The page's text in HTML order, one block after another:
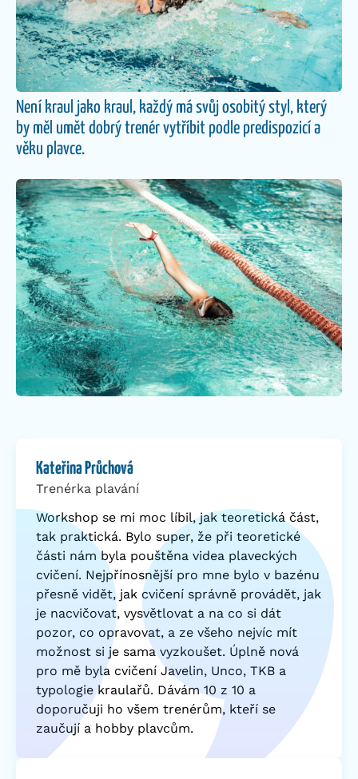
Není kraul jako kraul, každý má svůj osobitý styl, který
by měl umět dobrý trenér vytříbit podle predispozicí a
věku plavce.
Kateřina Průchová
Trenérka plavání
Workshop se mi moc líbil, jak teoretická část,
tak praktická. Bylo super, že při teoretické
části nám byla pouštěna videa plaveckých
cvičení. Nejpřínosnější pro mne bylo v bazénu
přesně vidět, jak cvičení správně provádět, jak
je nacvičovat, vysvětlovat a na co si dát
pozor, co opravovat, a ze všeho nejvíc mít
možnost si je sama vyzkoušet. Úplně nová
pro mě byla cvičení Javelin, Unco, TKB a
typologie kraulařů. Dávám 10 z 10 a
doporučuji ho všem trenérům, kteří se
zaučují a hobby plavcům.